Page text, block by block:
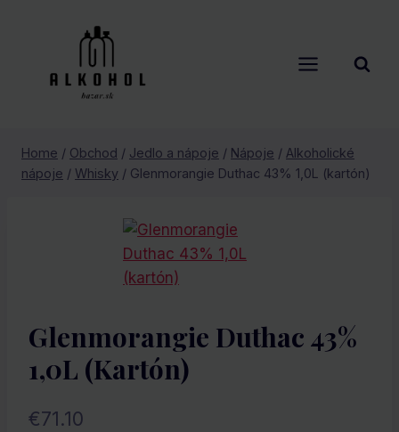
Home / Obchod / Jedlo a nápoje / Nápoje / Alkoholické
nápoje / Whisky / Glenmorangie Duthac 43% 1,0L (kartón)
Glenmorangie Duthac 43%
1,0L (kartón)
€71.10